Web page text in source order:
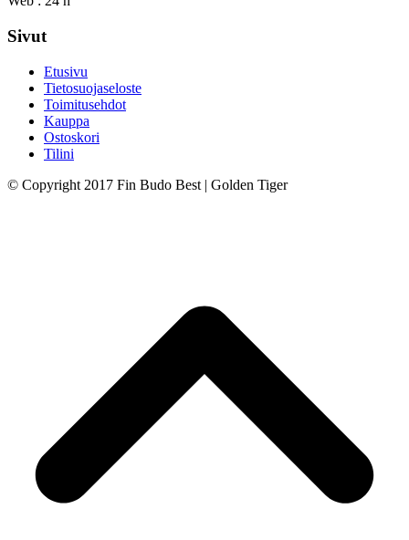
Sivut
Etusivu
Tietosuojaseloste
Toimitusehdot
Kauppa
Ostoskori
Tilini
© Copyright 2017 Fin Budo Best | Golden Tiger